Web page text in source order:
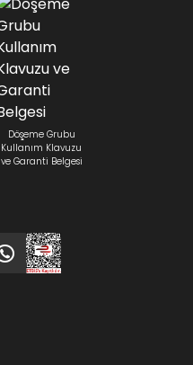
Döşeme Grubu
Kullanım Klavuzu
ve Garanti Belgesi